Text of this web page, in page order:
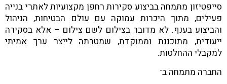
סייפטיזון מתמחה בביצוע סקירות רחפן מקצועיות לאתרי בנייה
פעילים, מתוך היכרות עמוקה עם עולם הבטיחות, הניהול
והביצוע בענף. לא מדובר בצילום לשם צילום – אלא בסקירה
ייעודית, מתוכננת וממוקדת, שמטרתה לייצר ערך אמיתי
למקבלי ההחלטות.
החברה מתמחה ב־